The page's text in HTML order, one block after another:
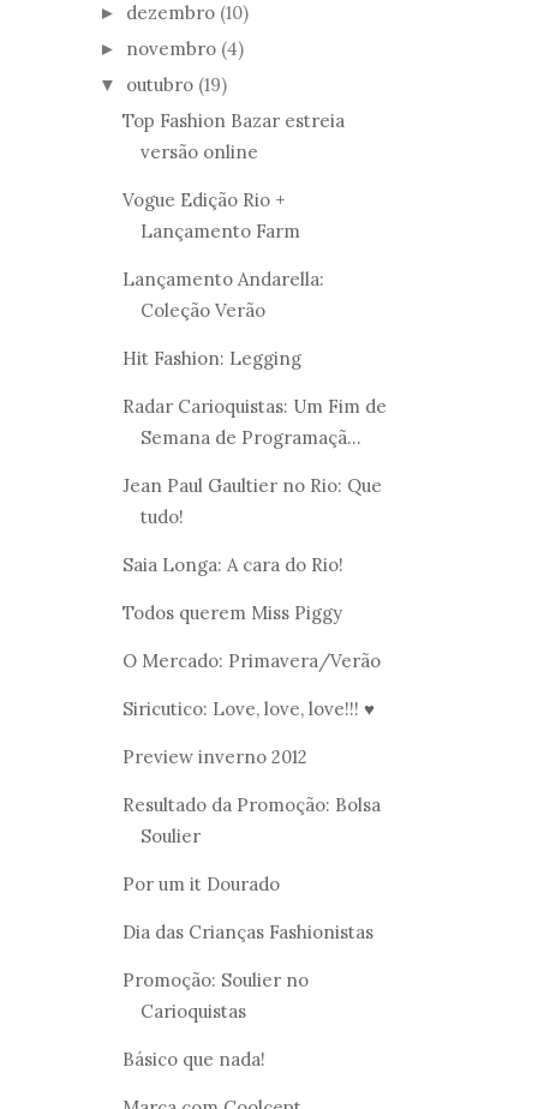
► dezembro (10)
► novembro (4)
▼ outubro (19)
Top Fashion Bazar estreia
versão online
Vogue Edição Rio +
Lançamento Farm
Lançamento Andarella:
Coleção Verão
Hit Fashion: Legging
Radar Carioquistas: Um Fim de
Semana de Programaçã...
Jean Paul Gaultier no Rio: Que
tudo!
Saia Longa: A cara do Rio!
Todos querem Miss Piggy
O Mercado: Primavera/Verão
Siricutico: Love, love, love!!! ♥
Preview inverno 2012
Resultado da Promoção: Bolsa
Soulier
Por um it Dourado
Dia das Crianças Fashionistas
Promoção: Soulier no
Carioquistas
Básico que nada!